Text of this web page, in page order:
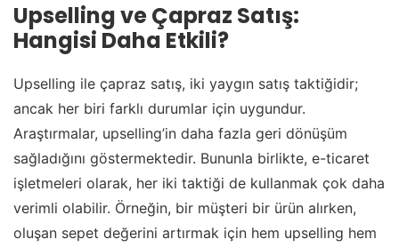
Upselling ve Çapraz Satış:
Hangisi Daha Etkili?
Upselling ile çapraz satış, iki yaygın satış taktiğidir;
ancak her biri farklı durumlar için uygundur.
Araştırmalar, upselling’in daha fazla geri dönüşüm
sağladığını göstermektedir. Bununla birlikte, e-ticaret
işletmeleri olarak, her iki taktiği de kullanmak çok daha
verimli olabilir. Örneğin, bir müşteri bir ürün alırken,
oluşan sepet değerini artırmak için hem upselling hem